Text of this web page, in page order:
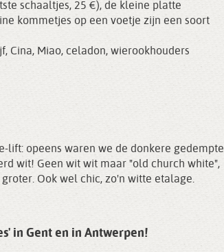
schaaltjes, 25 €), de kleine platte
kommetjes op een voetje zijn een soort
, Cina, Miao, celadon, wierookhouders
lift: opeens waren we de donkere gedempte
wit! Geen wit wit maar "old church white",
Ook wel chic, zo'n witte etalage.
in Gent en in Antwerpen!